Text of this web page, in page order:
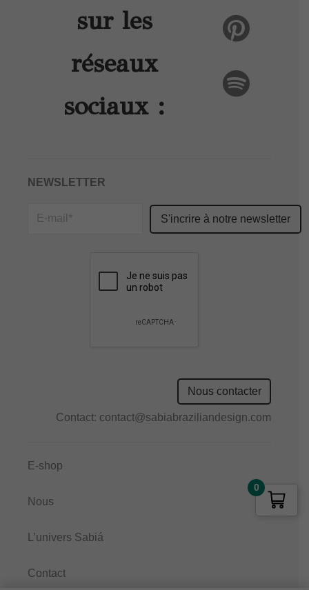
sur les
réseaux
sociaux :
NEWSLETTER
Please
leave
field
empty.
Nous contacter
Contact: contact@sabiabraziliandesign.com
E-shop
Nous
L’univers Sabiá
Contact
0